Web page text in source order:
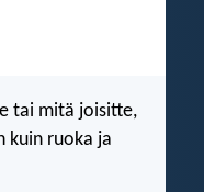
tai mitä joisitte,
kuin ruoka ja